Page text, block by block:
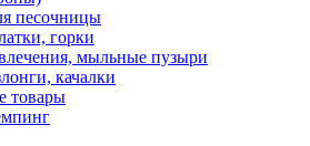
песочницы
горки
мыльные пузыри
качалки
товары